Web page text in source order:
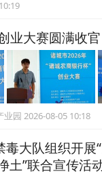
10:19
业大赛圆满收官
诸城市人力资源服务产业园 2026-08-05 10:18
大队组织开展
土”联合宣传活